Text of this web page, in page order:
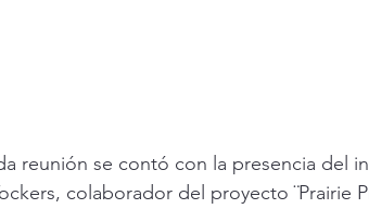
reunión se contó con la presencia del
colaborador del proyecto ¨Prairie